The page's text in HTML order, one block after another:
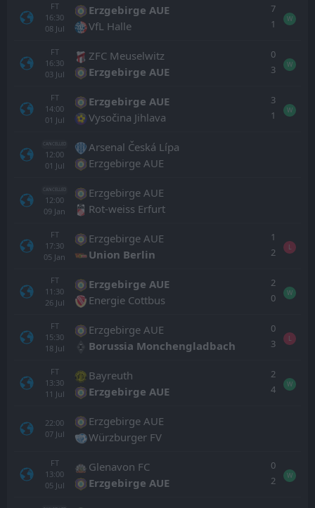
FT
16:30
08 Jul
Erzgebirge AUE
VfL Halle
7
1
W
FT
16:30
03 Jul
ZFC Meuselwitz
Erzgebirge AUE
0
3
W
FT
14:00
01 Jul
Erzgebirge AUE
Vysočina Jihlava
3
1
W
CANCELLED
12:00
01 Jul
Arsenal Česká Lípa
Erzgebirge AUE
CANCELLED
12:00
09 Jan
Erzgebirge AUE
Rot-weiss Erfurt
FT
17:30
05 Jan
Erzgebirge AUE
Union Berlin
1
2
L
FT
11:30
26 Jul
Erzgebirge AUE
Energie Cottbus
2
0
W
FT
15:30
18 Jul
Erzgebirge AUE
Borussia Monchengladbach
0
3
L
FT
13:30
11 Jul
Bayreuth
Erzgebirge AUE
2
4
W
22:00
07 Jul
Erzgebirge AUE
Würzburger FV
FT
13:00
05 Jul
Glenavon FC
Erzgebirge AUE
0
2
W